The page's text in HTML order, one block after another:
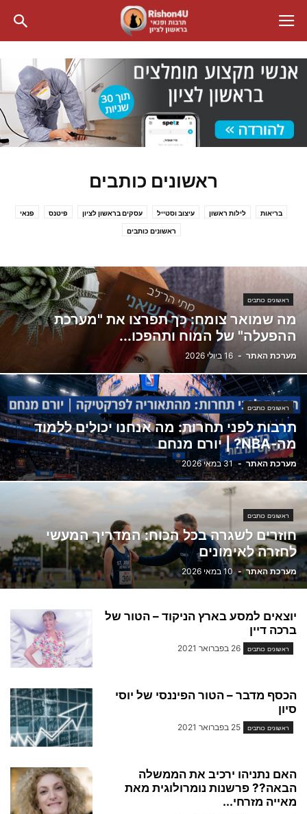
ראשונים כותבים
בריאות לילות ראשון עיצוב וסטייל עסקים בראשון לציון פיטנס פנאי
ראשונים כותבים
ראשונים כותבים
מה שמואר צומח: כך תפרצו את "מערכת
ההפעלה" של המוח ותהפכו...
מערכת האתר - 16 ביולי 2026
ראשונים כותבים
תרבות לפני תחרות: מה אנחנו יכולים ללמוד
מה-NBA? | יורם מנחם
מערכת האתר - 31 במאי 2026
ראשונים כותבים
חוזרים לשגרה בכל הכוח: המדריך המעשי
לחזרה לאימונים
מערכת האתר - 10 במאי 2026
יוצאים למסע בארץ הניקוד – הטור של
ברכה דיין
ראשונים כותבים 26 בפברואר 2021
הכסף מדבר – הטור הפיננסי של יוסי
סיון
ראשונים כותבים 25 בפברואר 2021
האם נתניהו ירכיב את הממשלה
הבאה?? פרשנות נומרולוגית מאת
מאייה מזרחי...